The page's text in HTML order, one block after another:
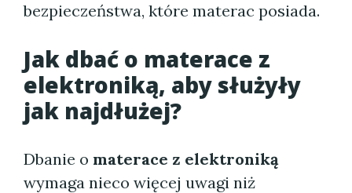
bezpieczeństwa, które materac posiada.
Jak dbać o materace z
elektroniką, aby służyły
jak najdłużej?
Dbanie o materace z elektroniką
wymaga nieco więcej uwagi niż